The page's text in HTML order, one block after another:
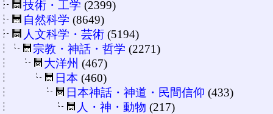
技術・工学 (2399)
自然科学 (8649)
人文科学・芸術 (5194)
宗教・神話・哲学 (2271)
大洋州 (467)
日本 (460)
日本神話・神道・民間信仰 (433)
人・神・動物 (217)